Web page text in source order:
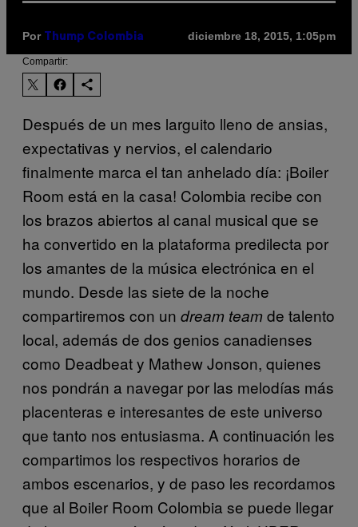
Por Thump Colombia diciembre 18, 2015, 1:05pm
Compartir:
Después de un mes larguito lleno de ansias,
expectativas y nervios, el calendario
finalmente marca el tan anhelado día: ¡Boiler
Room está en la casa! Colombia recibe con
los brazos abiertos al canal musical que se
ha convertido en la plataforma predilecta por
los amantes de la música electrónica en el
mundo. Desde las siete de la noche
compartiremos con un dream teamde talento
local, además de dos genios canadienses
como Deadbeat y Mathew Jonson, quienes
nos pondrán a navegar por las melodías más
placenteras e interesantes de este universo
que tanto nos entusiasma. A continuación les
compartimos los respectivos horarios de
ambos escenarios, y de paso les recordamos
que al Boiler Room Colombia se puede llegar